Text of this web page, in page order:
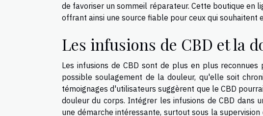
de favoriser un sommeil réparateur. Cette boutique en
offrant ainsi une source fiable pour ceux qui souhaitent
Les infusions de CBD et la
Les infusions de CBD sont de plus en plus
possible soulagement de la douleur, qu'elle soit
témoignages d'utilisateurs suggèrent que le CBD
douleur du corps. Intégrer les infusions de CBD dans
une démarche intéressante, surtout sous la